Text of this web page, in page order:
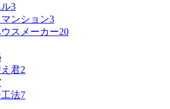
3
ンション3
スメーカー20
君2
法7